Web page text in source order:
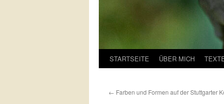
STARTSEITE ÜBER MICH
← Farben und Formen auf der Stuttgarter